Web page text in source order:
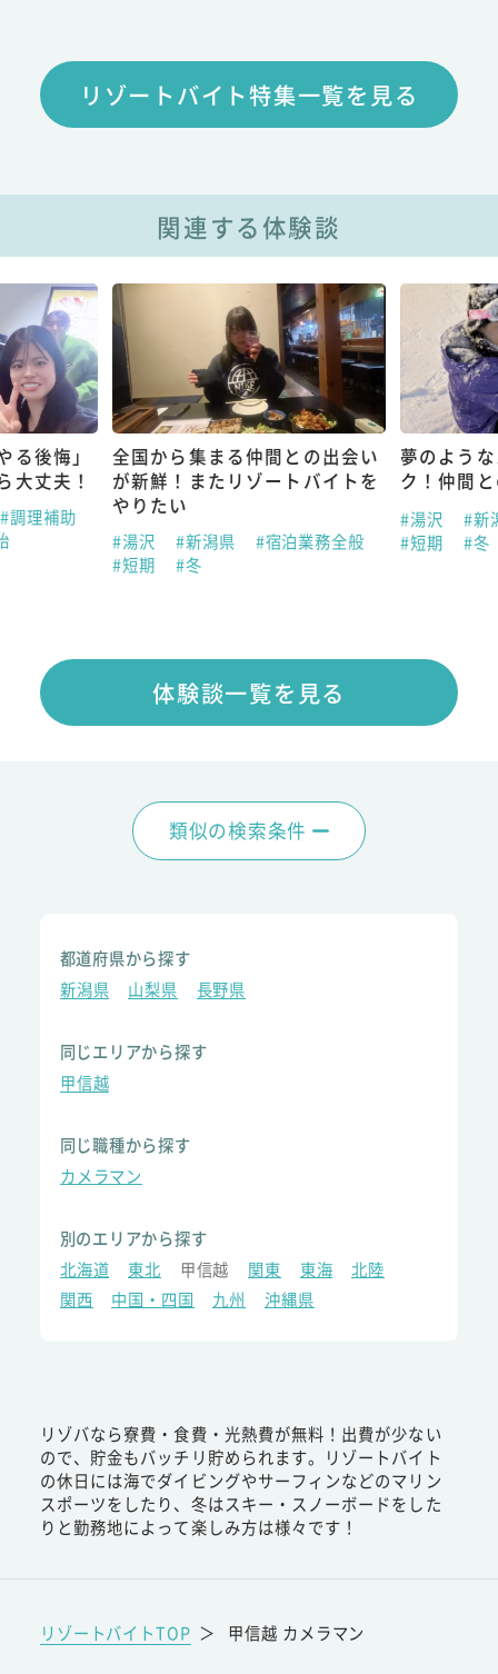
リゾートバイト特集一覧を見る
関連する体験談
る後悔」
大丈夫！
#調理補助
全国から集まる仲間との出会い
が新鮮！またリゾートバイトを
やりたい
#湯沢 #新潟県
#宿泊業務全般
#短期
#冬
夢のよう
ク！仲間
#湯沢
#新
#短期
#冬
体験談一覧を見る
類似の検索条件
都道府県から探す
新潟県
山梨県 長野県
同じエリアから探す
甲信越
同じ職種から探す
カメラマン
別のエリアから探す
北海道
東北 甲信越 関東 東海
北陸
関西
中国・四国 九州 沖縄県
リゾバなら寮費・食費・光熱費が無料！出費が少ない
ので、貯金もバッチリ貯められます。リゾートバイト
の休日には海でダイビングやサーフィンなどのマリン
スポーツをしたり、冬はスキー・スノーボードをした
りと勤務地によって楽しみ方は様々です！
リゾートバイトTOP ＞ 甲信越 カメラマン